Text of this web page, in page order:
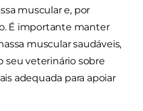
muscular e, por
É importante manter
muscular saudáveis,
seu veterinário sobre
adequada para apoiar